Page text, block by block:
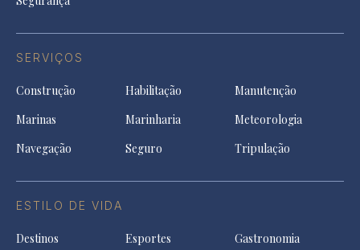
SERVIÇOS
Construção Habilitação
Manutenção
Marinas
Marinharia
Meteorologia
Navegação
Seguro Tripulação
ESTILO DE VIDA
Destinos Esportes
Gastronomia